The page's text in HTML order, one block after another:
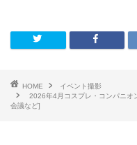
HOME
イベント撮影
2026年4月コスプレ・コンパニオ
会議など]